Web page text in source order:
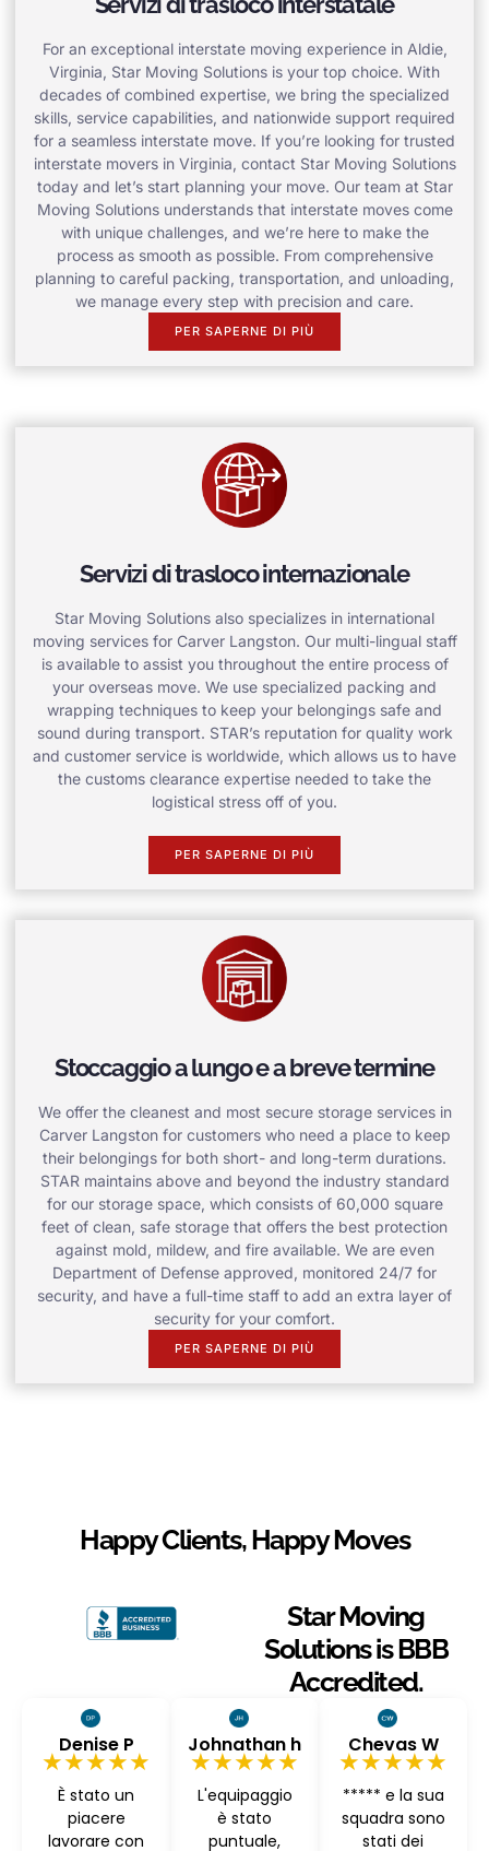
For an exceptional interstate moving experience in Aldie,
Virginia, Star Moving Solutions is your top choice. With
decades of combined expertise, we bring the specialized
skills, service capabilities, and nationwide support required
for a seamless interstate move. If you’re looking for trusted
interstate movers in Virginia, contact Star Moving Solutions
today and let’s start planning your move. Our team at Star
Moving Solutions understands that interstate moves come
with unique challenges, and we’re here to make the
process as smooth as possible. From comprehensive
planning to careful packing, transportation, and unloading,
we manage every step with precision and care.
PER SAPERNE DI PIÙ
Servizi di trasloco internazionale
Star Moving Solutions also specializes in international
moving services for Carver Langston. Our multi-lingual staff
is available to assist you throughout the entire process of
your overseas move. We use specialized packing and
wrapping techniques to keep your belongings safe and
sound during transport. STAR’s reputation for quality work
and customer service is worldwide, which allows us to have
the customs clearance expertise needed to take the
logistical stress off of you.
PER SAPERNE DI PIÙ
Stoccaggio a lungo e a breve termine
We offer the cleanest and most secure storage services in
Carver Langston for customers who need a place to keep
their belongings for both short- and long-term durations.
STAR maintains above and beyond the industry standard
for our storage space, which consists of 60,000 square
feet of clean, safe storage that offers the best protection
against mold, mildew, and fire available. We are even
Department of Defense approved, monitored 24/7 for
security, and have a full-time staff to add an extra layer of
security for your comfort.
PER SAPERNE DI PIÙ
Happy Clients, Happy Moves
Star Moving
Solutions is BBB
Accredited.
Denise P
★★★★★
È stato un
piacere
lavorare con
Johnathan h
★★★★★
L'equipaggio
è stato
puntuale,
Chevas W
★★★★★
***** e la sua
squadra sono
stati dei